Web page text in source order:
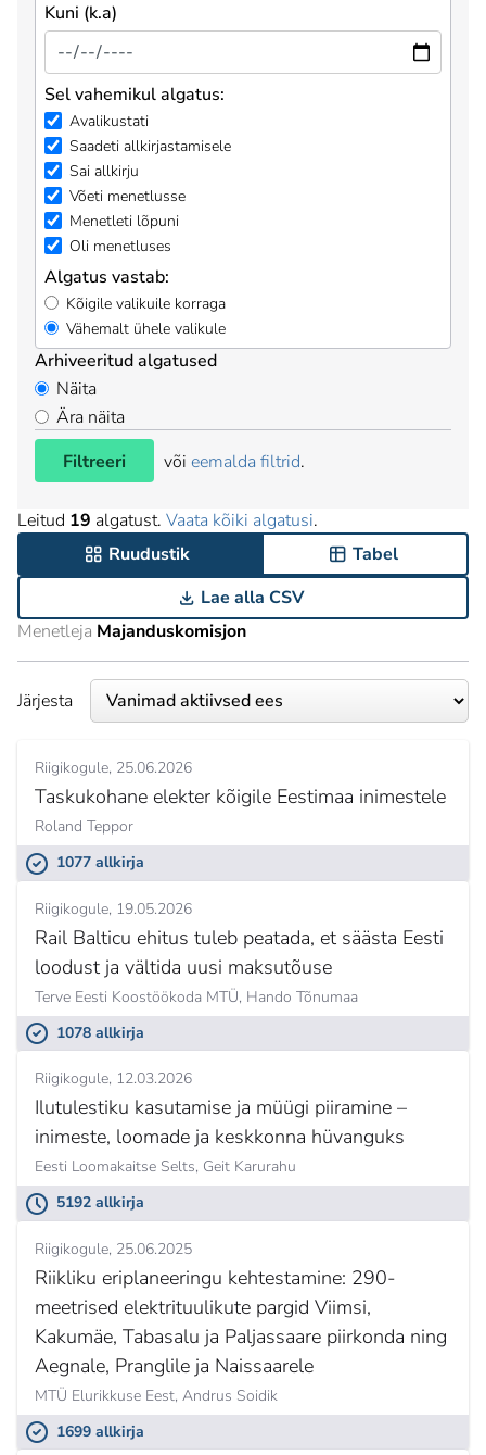
Kuni (k.a)
Sel vahemikul algatus:
Avalikustati
Saadeti allkirjastamisele
Sai allkirju
Võeti menetlusse
Menetleti lõpuni
Oli menetluses
Algatus vastab:
Kõigile valikuile korraga
Vähemalt ühele valikule
Arhiveeritud algatused
Näita
Ära näita
Filtreeri
või eemalda filtrid.
Leitud 19 algatust. Vaata kõiki algatusi.
Ruudustik
Tabel
Lae alla CSV
Menetleja Majanduskomisjon
Järjesta
Riigikogule 25.06.2026
Taskukohane elekter kõigile Eestimaa inimestele
Roland Teppor
1077 allkirja
Riigikogule 19.05.2026
Rail Balticu ehitus tuleb peatada, et säästa Eesti
loodust ja vältida uusi maksutõuse
Terve Eesti Koostöökoda MTÜ, Hando Tõnumaa
1078 allkirja
Riigikogule 12.03.2026
Ilutulestiku kasutamise ja müügi piiramine –
inimeste, loomade ja keskkonna hüvanguks
Eesti Loomakaitse Selts, Geit Karurahu
5192 allkirja
Riigikogule 25.06.2025
Riikliku eriplaneeringu kehtestamine: 290-
meetrised elektrituulikute pargid Viimsi,
Kakumäe, Tabasalu ja Paljassaare piirkonda ning
Aegnale, Pranglile ja Naissaarele
MTÜ Elurikkuse Eest, Andrus Soidik
1699 allkirja